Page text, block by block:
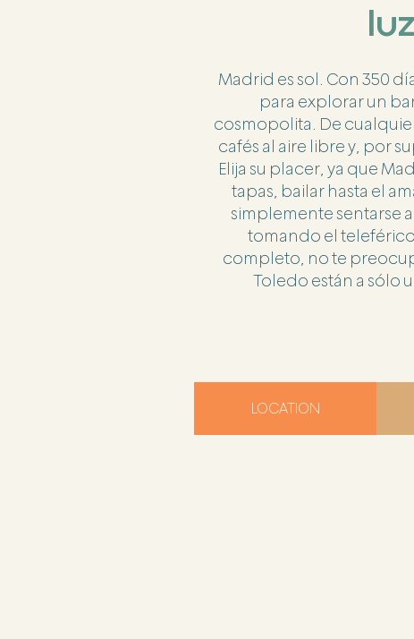
Madrid es sol. Con 350
para explorar un
cosmopolita. De
cafés al aire libre y, por
Elija su placer, ya que
tapas, bailar hasta el
simplemente sentarse
tomando el
completo, no te
Toledo están a sólo
LOCATION